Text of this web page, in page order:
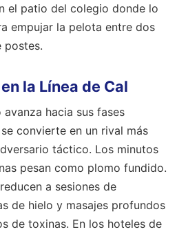
el patio del colegio donde lo
empujar la pelota entre dos
postes.
la Línea de Cal
hacia sus fases
convierte en un rival más
táctico. Los minutos
pesan como plomo fundido.
a sesiones de
de hielo y masajes profundos
de toxinas. En los hoteles de